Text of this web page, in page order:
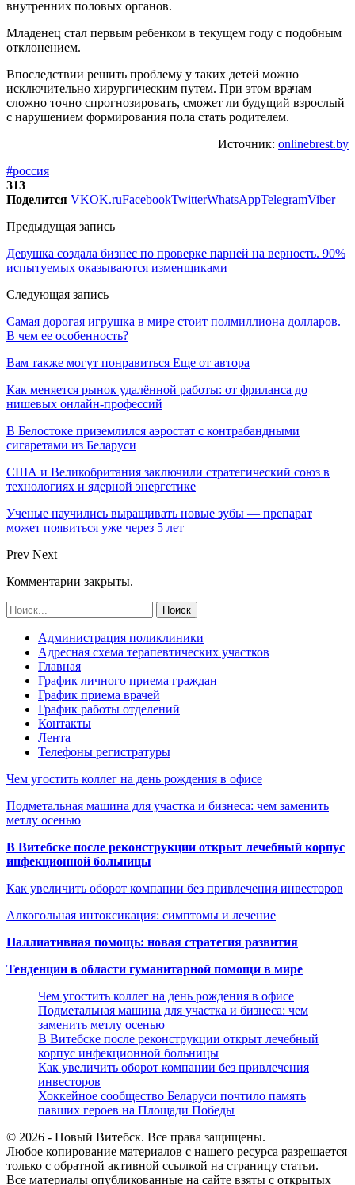
внутренних половых органов.
Младенец стал первым ребенком в текущем году с подобным
отклонением.
Впоследствии решить проблему у таких детей можно
исключительно хирургическим путем. При этом врачам
сложно точно спрогнозировать, сможет ли будущий взрослый
с нарушением формирования пола стать родителем.
Источник: onlinebrest.by
#россия
313
Поделится VKOK.ruFacebookTwitterWhatsAppTelegramViber
Предыдущая запись
Девушка создала бизнес по проверке парней на верность. 90%
испытуемых оказываются изменщиками
Следующая запись
Самая дорогая игрушка в мире стоит полмиллиона долларов.
В чем ее особенность?
Вам также могут понравиться Еще от автора
Как меняется рынок удалённой работы: от фриланса до
нишевых онлайн-профессий
В Белостоке приземлился аэростат с контрабандными
сигаретами из Беларуси
США и Великобритания заключили стратегический союз в
технологиях и ядерной энергетике
Ученые научились выращивать новые зубы — препарат
может появиться уже через 5 лет
Prev Next
Комментарии закрыты.
Администрация поликлиники
Адресная схема терапевтических участков
Главная
График личного приема граждан
График приема врачей
График работы отделений
Контакты
Лента
Телефоны регистратуры
Чем угостить коллег на день рождения в офисе
Подметальная машина для участка и бизнеса: чем заменить
метлу осенью
В Витебске после реконструкции открыт лечебный корпус
инфекционной больницы
Как увеличить оборот компании без привлечения инвесторов
Алкогольная интоксикация: симптомы и лечение
Паллиативная помощь: новая стратегия развития
Тенденции в области гуманитарной помощи в мире
Чем угостить коллег на день рождения в офисе
Подметальная машина для участка и бизнеса: чем
заменить метлу осенью
В Витебске после реконструкции открыт лечебный
корпус инфекционной больницы
Как увеличить оборот компании без привлечения
инвесторов
Хоккейное сообщество Беларуси почтило память
павших героев на Площади Победы
© 2026 - Новый Витебск. Все права защищены.
Любое копирование материалов с нашего ресурса разрешается
только с обратной активной ссылкой на страницу статьи.
Все материалы опубликованные на сайте взяты с открытых